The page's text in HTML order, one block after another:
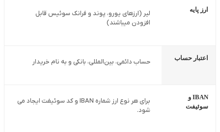
ارز پایه
لیر (ارزهای یورو، پوند و فرانک سوئیس قابل
افزودن میباشند)
اعتبار حساب حساب دائمی، بین‌المللی، بانکی و به نام خریدار
IBAN و
سوئیفت
برای هر نوع ارز شماره IBAN و کد سوئیفت ایجاد می
شود.